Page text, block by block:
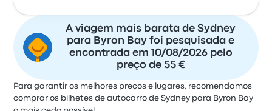
A viagem mais barata de Sydney
para Byron Bay foi pesquisada e
encontrada em 10/08/2026 pelo
preço de 55 €
Para garantir os melhores preços e lugares, recomendamos
comprar os bilhetes de autocarro de Sydney para Byron Bay